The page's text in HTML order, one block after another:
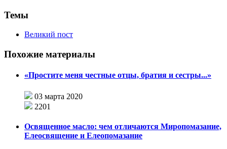
Темы
Великий пост
Похожие материалы
«Простите меня честные отцы, братия и сестры...»
03 марта 2020
2201
Освященное масло: чем отличаются Миропомазание,
Елеосвящение и Елеопомазание